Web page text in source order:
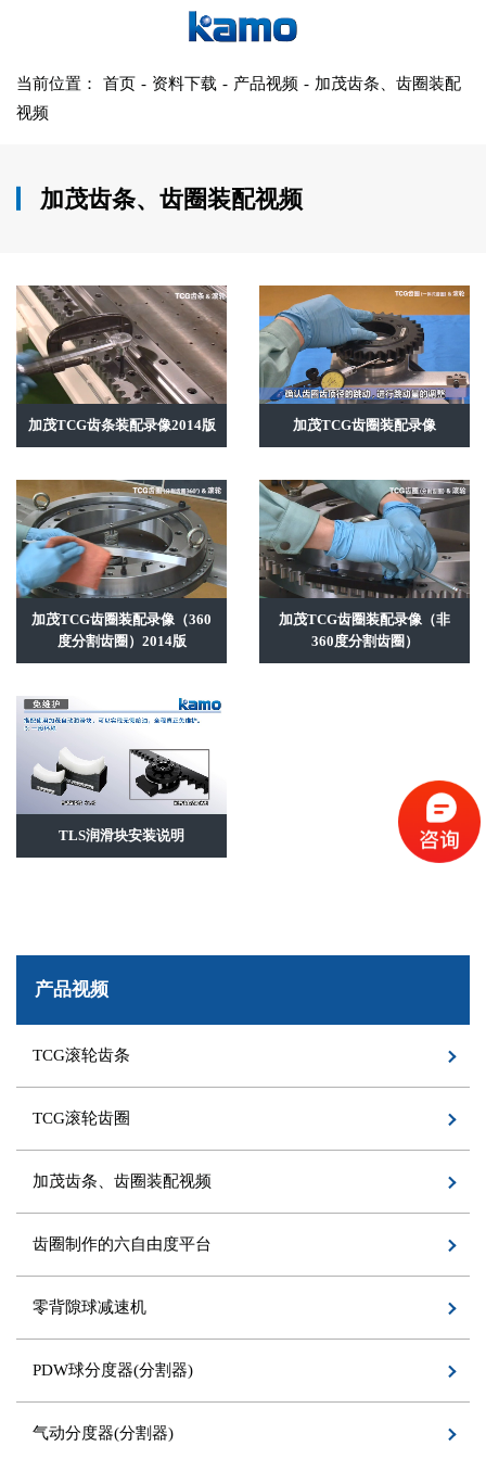
当前位置： 首页 - 资料下载 - 产品视频 - 加茂齿条、齿圈装配
视频
加茂齿条、齿圈装配视频
加茂TCG齿条装配录像2014版 加茂TCG齿圈装配录像
加茂TCG齿圈装配录像（360
度分割齿圈）2014版
加茂TCG齿圈装配录像（非
360度分割齿圈）
TLS润滑块安装说明
产品视频
TCG滚轮齿条
TCG滚轮齿圈
加茂齿条、齿圈装配视频
齿圈制作的六自由度平台
零背隙球减速机
PDW球分度器(分割器)
气动分度器(分割器)